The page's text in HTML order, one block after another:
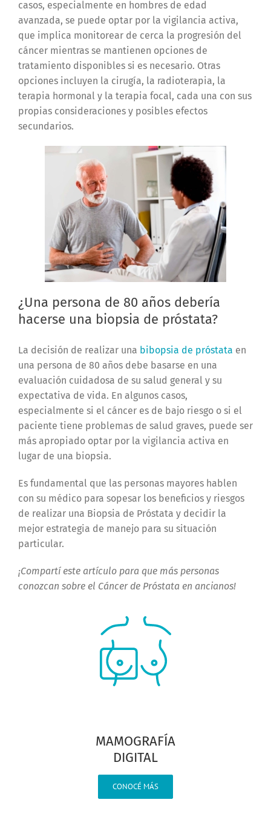
casos, especialmente en hombres de edad
avanzada, se puede optar por la vigilancia activa,
que implica monitorear de cerca la progresión del
cáncer mientras se mantienen opciones de
tratamiento disponibles si es necesario. Otras
opciones incluyen la cirugía, la radioterapia, la
terapia hormonal y la terapia focal, cada una con sus
propias consideraciones y posibles efectos
secundarios.
¿Una persona de 80 años debería
hacerse una biopsia de próstata?
La decisión de realizar una bibopsia de próstata en
una persona de 80 años debe basarse en una
evaluación cuidadosa de su salud general y su
expectativa de vida. En algunos casos,
especialmente si el cáncer es de bajo riesgo o si el
paciente tiene problemas de salud graves, puede ser
más apropiado optar por la vigilancia activa en
lugar de una biopsia.
Es fundamental que las personas mayores hablen
con su médico para sopesar los beneficios y riesgos
de realizar una Biopsia de Próstata y decidir la
mejor estrategia de manejo para su situación
particular.
¡Compartí este artículo para que más personas
conozcan sobre el Cáncer de Próstata en ancianos!
MAMOGRAFÍA
DIGITAL
CONOCÉ MÁS